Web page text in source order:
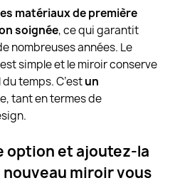
matériaux de première
soignée, ce qui garantit
nombreuses années. Le
simple et le miroir conserve
temps. C’estun
tant en termes de
option et ajoutez-la
miroir vous